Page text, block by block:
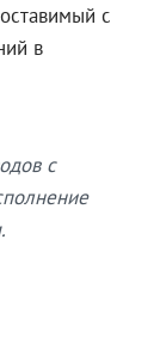
с
в
с